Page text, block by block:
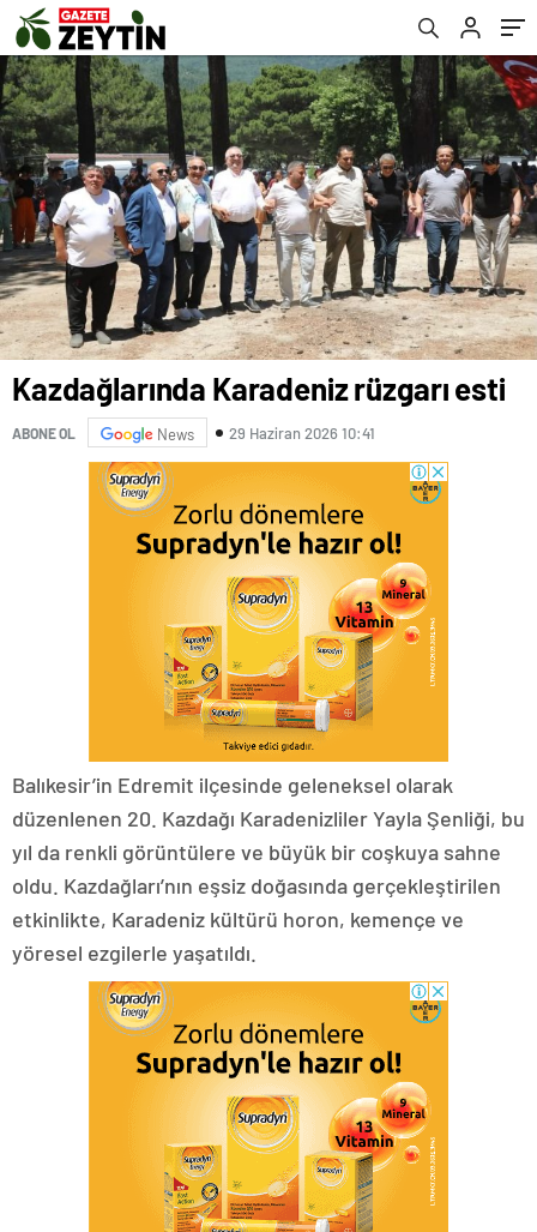
Kazdağlarında Karadeniz rüzgarı esti
ABONE OL News 29 Haziran 2026 10:41
Balıkesir’in Edremit ilçesinde geleneksel olarak
düzenlenen 20. Kazdağı Karadenizliler Yayla Şenliği, bu
yıl da renkli görüntülere ve büyük bir coşkuya sahne
oldu. Kazdağları’nın eşsiz doğasında gerçekleştirilen
etkinlikte, Karadeniz kültürü horon, kemençe ve
yöresel ezgilerle yaşatıldı.